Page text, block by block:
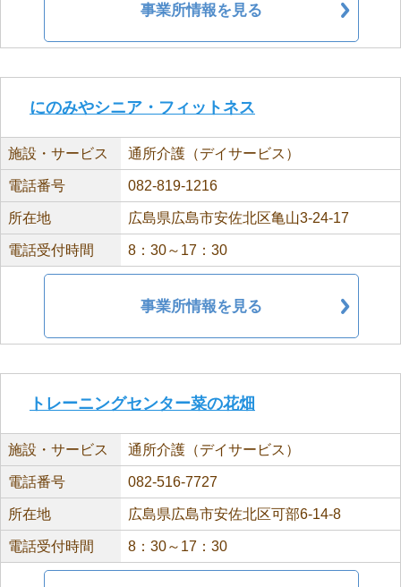
事業所情報を見る
にのみやシニア・フィットネス
施設・サービス 通所介護（デイサービス）
電話番号 082-819-1216
所在地 広島県広島市安佐北区亀山3-24-17
電話受付時間 8：30～17：30
事業所情報を見る
トレーニングセンター菜の花畑
施設・サービス 通所介護（デイサービス）
電話番号 082-516-7727
所在地 広島県広島市安佐北区可部6-14-8
電話受付時間 8：30～17：30